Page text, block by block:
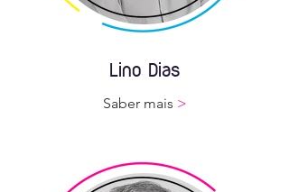
Lino Dias
Saber mais >